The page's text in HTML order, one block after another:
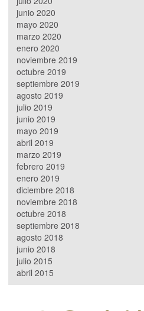
junio 2020
mayo 2020
marzo 2020
enero 2020
noviembre 2019
octubre 2019
septiembre 2019
agosto 2019
julio 2019
junio 2019
mayo 2019
abril 2019
marzo 2019
febrero 2019
enero 2019
diciembre 2018
noviembre 2018
octubre 2018
septiembre 2018
agosto 2018
junio 2018
julio 2015
abril 2015